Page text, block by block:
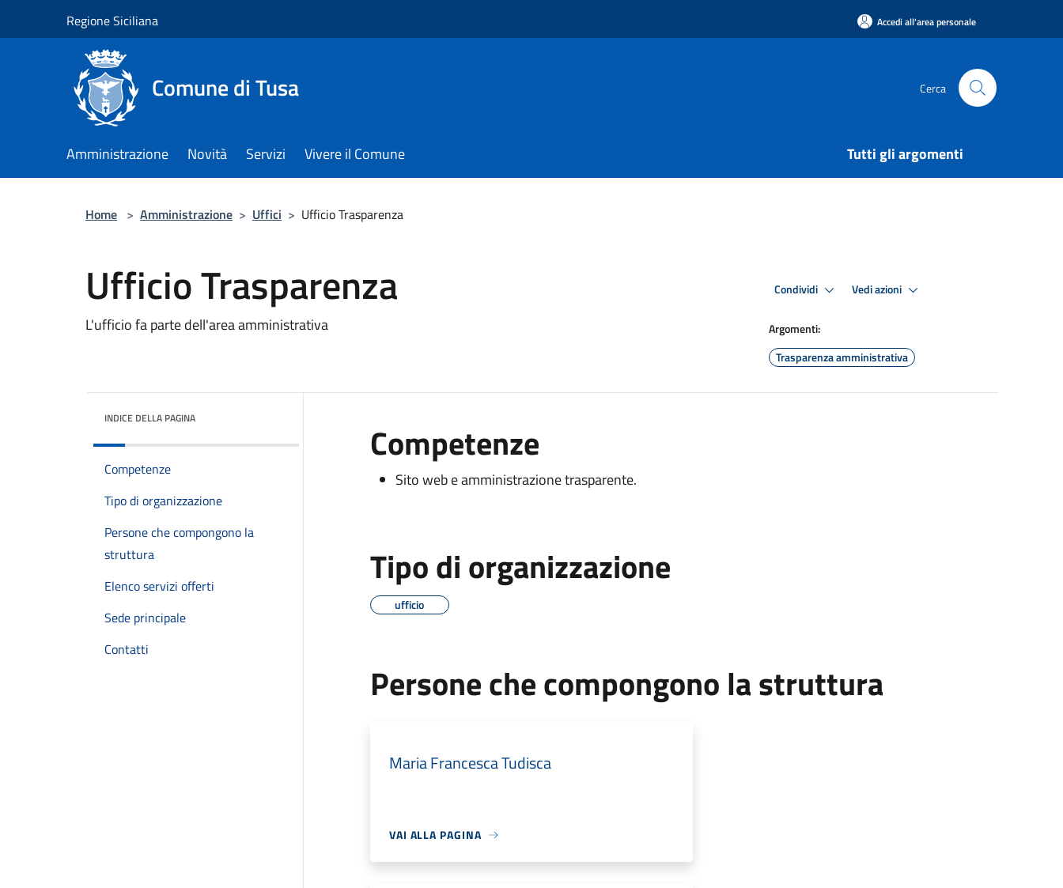
Regione Siciliana Accedi all'area personale
Comune di Tusa Cerca
Amministrazione Novità Servizi Vivere il Comune Tutti gli argomenti
Home > Amministrazione > Uffici > Ufficio Trasparenza
Ufficio Trasparenza
L'ufficio fa parte dell'area amministrativa
Condividi Vedi azioni
Argomenti:
Trasparenza amministrativa
INDICE DELLA PAGINA
Competenze
Tipo di organizzazione
Persone che compongono la
struttura
Elenco servizi offerti
Sede principale
Contatti
Competenze
Sito web e amministrazione trasparente.
Tipo di organizzazione
ufficio
Persone che compongono la struttura
Maria Francesca Tudisca
VAI ALLA PAGINA